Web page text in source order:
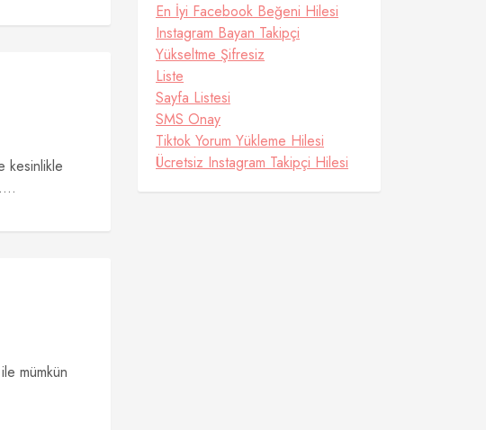
kesinlikle
mümkün
En İyi Facebook Beğeni Hilesi
Instagram Bayan Takipçi
Yükseltme Şifresiz
Liste
Sayfa Listesi
SMS Onay
Tiktok Yorum Yükleme Hilesi
Ücretsiz Instagram Takipçi Hilesi